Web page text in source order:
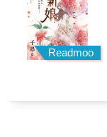
Readmoo